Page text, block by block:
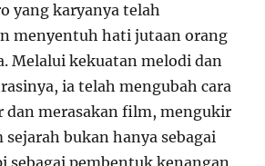
yang karyanya telah
menyentuh hati jutaan orang
Melalui kekuatan melodi dan
ia telah mengubah cara
dan merasakan film, mengukir
sejarah bukan hanya sebagai
sebagai pembentuk kenangan